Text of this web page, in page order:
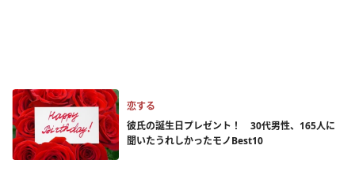
恋する
彼氏の誕生日プレゼント！ 30代男性、165人に
聞いたうれしかったモノBest10